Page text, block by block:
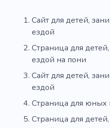
Сайт для детей,
ездой
Страница для
ездой на пони
Сайт для детей,
ездой
Страница для юных
Страница для